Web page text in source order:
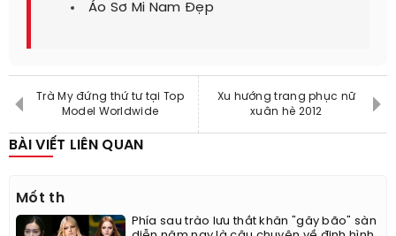
Áo Sơ Mi Nam Đẹp
Trà My đứng thứ tư tại Top
Model Worldwide
Xu hướng trang phục nữ
xuân hè 2012
BÀI VIẾT LIÊN QUAN
Mốt th
Phía sau trào lưu thắt khăn "gây bão" sàn